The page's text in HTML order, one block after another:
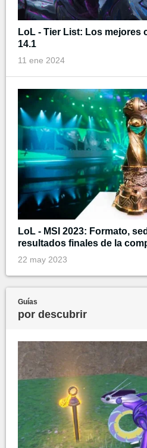
LoL - Tier List: Los mejores
14.1
11 ene 2024
LoL - MSI 2023: Formato,
resultados finales de la
22 may 2023
Guías
por descubrir